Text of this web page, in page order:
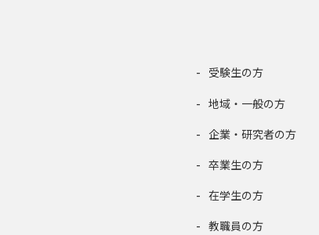
受験生の方
地域・一般の方
企業・研究者の方
卒業生の方
在学生の方
教職員の方